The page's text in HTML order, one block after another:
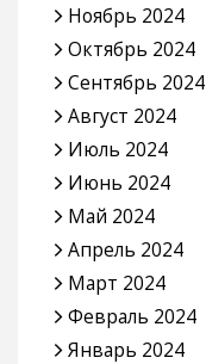
Ноябрь 2024
Октябрь 2024
Сентябрь 2024
Август 2024
Июль 2024
Июнь 2024
Май 2024
Апрель 2024
Март 2024
Февраль 2024
Январь 2024